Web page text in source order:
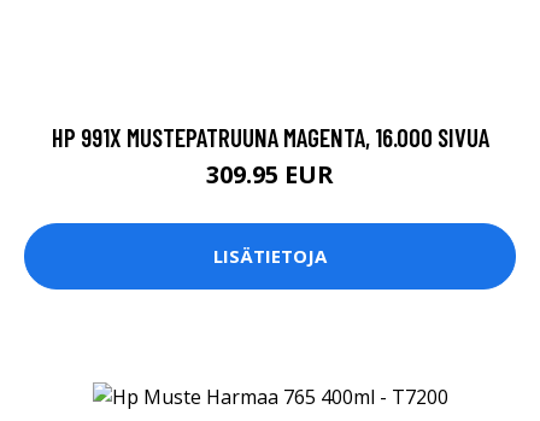
HP 991X MUSTEPATRUUNA MAGENTA, 16.000 SIVUA
309.95 EUR
LISÄTIETOJA